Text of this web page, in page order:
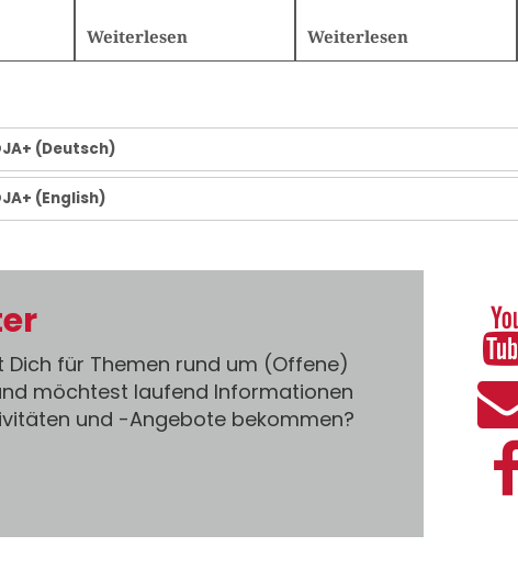
Weiterlesen Weiterlesen
(Deutsch)
(English)
Dich für Themen rund um (Offene)
möchtest laufend Informationen
und -Angebote bekommen?